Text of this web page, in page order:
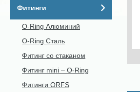
Фитинги
O-Ring Алюминий
O-Ring Сталь
Фитинг со стаканом
Фитинг mini – O-Ring
Фитинги ORFS